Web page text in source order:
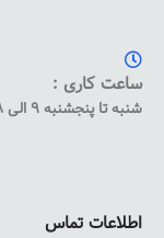
ساعت کاری :
شنبه تا پنجشنبه 9 الی 18 (مراجعه حضوری با هماهنگی قبلی)
اطلاعات تماس